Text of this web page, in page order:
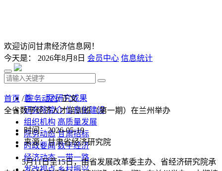
欢迎访问甘肃经济信息网！
今天是： 2026年8月8日 会员中心 信息统计
首 页 研究成果
研究院简介 信息化建设
组织机构 高质量发展
院务动态 甘肃招标
时政要闻 数字经济
经济动态 一带一路
发改视点 乡村振兴
首页 /院务动态/ 正文
全省数字经济人才培训班（第一期）在兰州举办
时间：2026-05-19
来源：甘肃省经济研究院
5月11日至15日，由省发展改革委主办、省经济研究院承